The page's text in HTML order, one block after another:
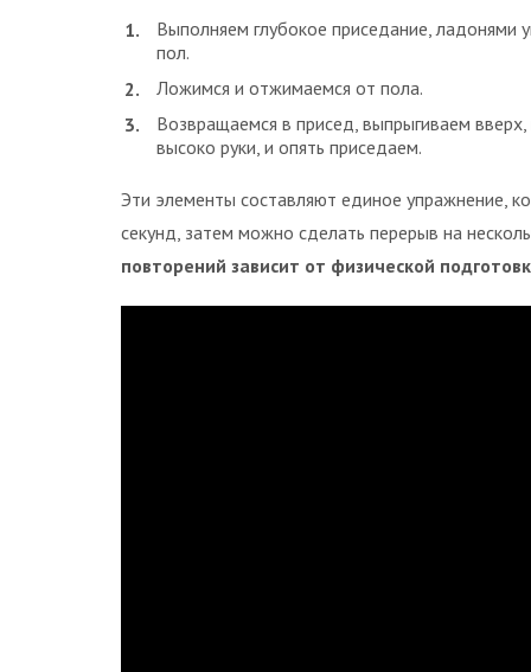
Выполняем глубокое приседание, ладонями
пол.
Ложимся и отжимаемся от пола.
Возвращаемся в присед, выпрыгиваем
высоко руки, и опять приседаем.
Эти элементы составляют единое упражнение,
секунд, затем можно сделать перерыв на
повторений зависит от физической